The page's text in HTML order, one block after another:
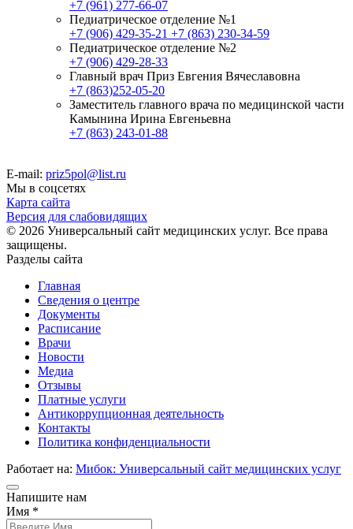
+7 (961) 277-66-07
Педиатрическое отделение №1
+7 (906) 429-35-21 +7 (863) 230-34-59
Педиатрическое отделение №2
+7 (906) 429-28-33
Главный врач Приз Евгения Вячеславовна
+7 (863)252-05-20
Заместитель главного врача по медицинской части
Камынина Ирина Евгеньевна
+7 (863) 243-01-88
E-mail: priz5pol@list.ru
Мы в соцсетях
Карта сайта
Версия для слабовидящих
© 2026 Универсальный сайт медицинских услуг. Все права
защищены.
Разделы сайта
Главная
Сведения о центре
Документы
Расписание
Врачи
Новости
Медиа
Отзывы
Платные услуги
Антикоррупционная деятельность
Контакты
Политика конфиденциальности
Работает на: Мибок: Универсальный сайт медицинских услуг
Напишите нам
Имя *